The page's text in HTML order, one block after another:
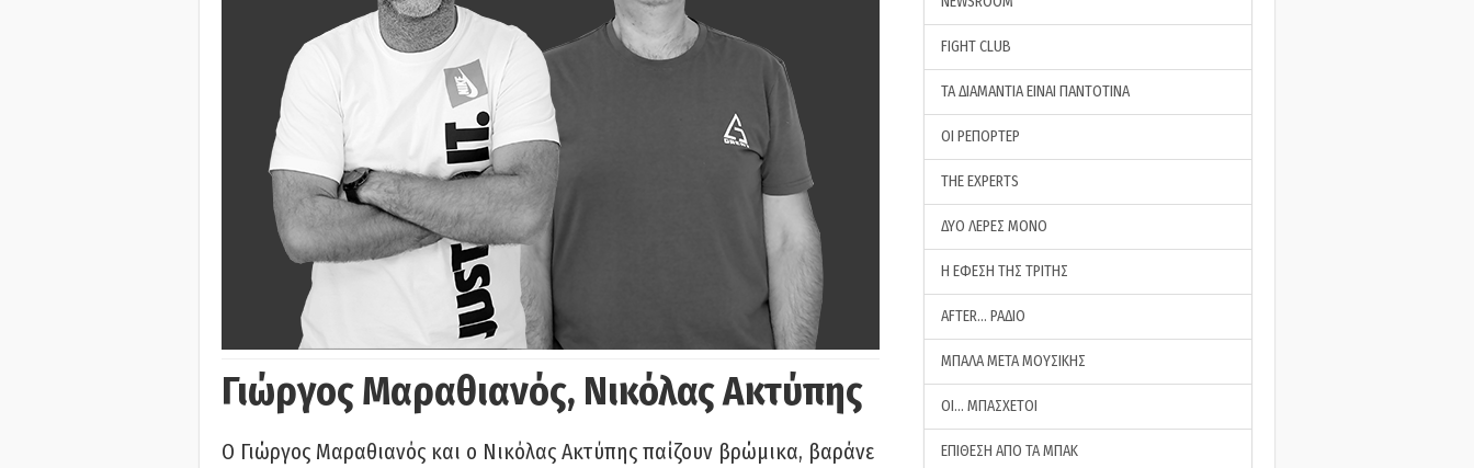
Γιώργος Μαραθιανός, Νικόλας Ακτύπης
Ο Γιώργος Μαραθιανός και ο Νικόλας Ακτύπης παίζουν βρώμικα, βαράνε
FIGHT CLUB
ΤΑ ΔΙΑΜΑΝΤΙΑ ΕΙΝΑΙ ΠΑΝΤΟΤΙΝΑ
ΟΙ ΡΕΠΟΡΤΕΡ
THE EXPERTS
ΔΥΟ ΛΕΡΕΣ ΜΟΝΟ
Η ΕΦΕΣΗ ΤΗΣ ΤΡΙΤΗΣ
AFTER… ΡΑΔΙΟ
ΜΠΑΛΑ ΜΕΤΑ ΜΟΥΣΙΚΗΣ
ΟΙ… ΜΠΑΣΧΕΤΟΙ
ΕΠΙΘΕΣΗ ΑΠΟ ΤΑ ΜΠΑΚ